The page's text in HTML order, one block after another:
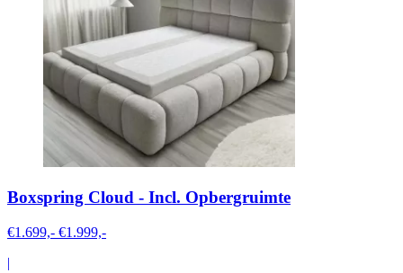
Boxspring Cloud - Incl. Opbergruimte
€1.699,- €1.999,-
|